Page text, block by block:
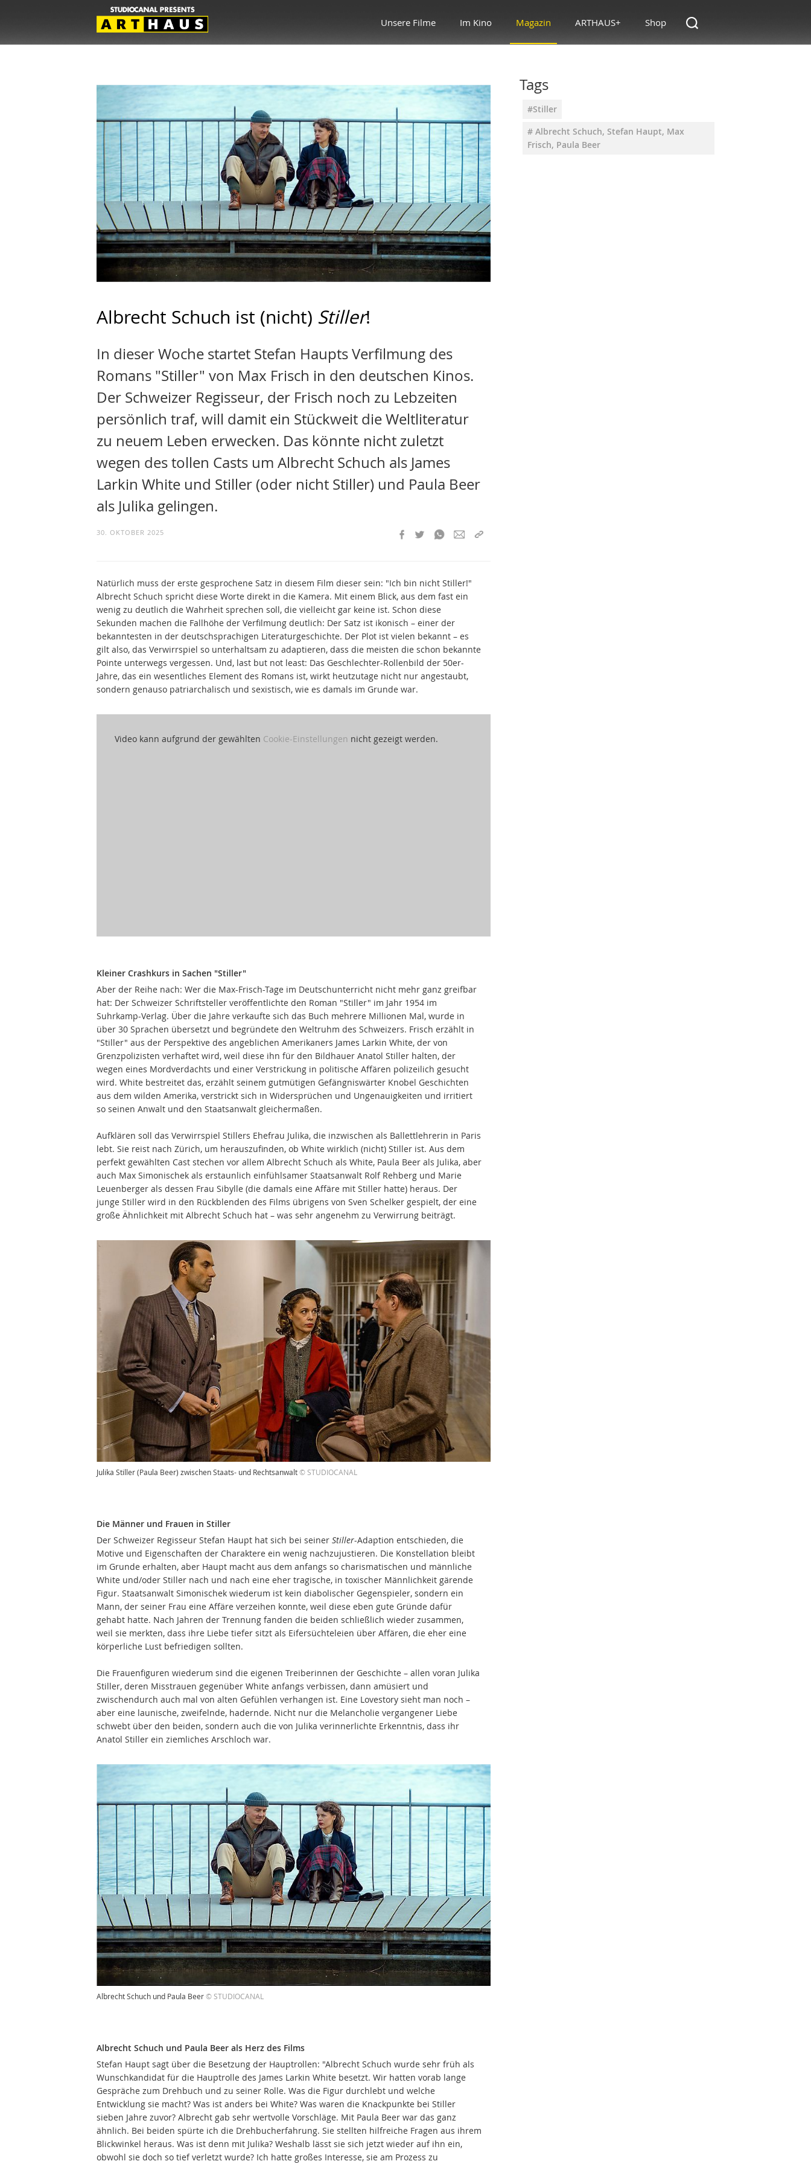
Unsere Filme Im Kino Magazin ARTHAUS+ Shop
Albrecht Schuch ist (nicht) Stiller!
In dieser Woche startet Stefan Haupts Verfilmung des
Romans "Stiller" von Max Frisch in den deutschen Kinos.
Der Schweizer Regisseur, der Frisch noch zu Lebzeiten
persönlich traf, will damit ein Stückweit die Weltliteratur
zu neuem Leben erwecken. Das könnte nicht zuletzt
wegen des tollen Casts um Albrecht Schuch als James
Larkin White und Stiller (oder nicht Stiller) und Paula Beer
als Julika gelingen.
30. OKTOBER 2025
Natürlich muss der erste gesprochene Satz in diesem Film dieser sein: "Ich bin nicht Stiller!"
Albrecht Schuch spricht diese Worte direkt in die Kamera. Mit einem Blick, aus dem fast ein
wenig zu deutlich die Wahrheit sprechen soll, die vielleicht gar keine ist. Schon diese
Sekunden machen die Fallhöhe der Verfilmung deutlich: Der Satz ist ikonisch – einer der
bekanntesten in der deutschsprachigen Literaturgeschichte. Der Plot ist vielen bekannt – es
gilt also, das Verwirrspiel so unterhaltsam zu adaptieren, dass die meisten die schon bekannte
Pointe unterwegs vergessen. Und, last but not least: Das Geschlechter-Rollenbild der 50er-
Jahre, das ein wesentliches Element des Romans ist, wirkt heutzutage nicht nur angestaubt,
sondern genauso patriarchalisch und sexistisch, wie es damals im Grunde war.
Video kann aufgrund der gewählten Cookie-Einstellungen nicht gezeigt werden.
Kleiner Crashkurs in Sachen "Stiller"
Aber der Reihe nach: Wer die Max-Frisch-Tage im Deutschunterricht nicht mehr ganz greifbar
hat: Der Schweizer Schriftsteller veröffentlichte den Roman "Stiller" im Jahr 1954 im
Suhrkamp-Verlag. Über die Jahre verkaufte sich das Buch mehrere Millionen Mal, wurde in
über 30 Sprachen übersetzt und begründete den Weltruhm des Schweizers. Frisch erzählt in
"Stiller" aus der Perspektive des angeblichen Amerikaners James Larkin White, der von
Grenzpolizisten verhaftet wird, weil diese ihn für den Bildhauer Anatol Stiller halten, der
wegen eines Mordverdachts und einer Verstrickung in politische Affären polizeilich gesucht
wird. White bestreitet das, erzählt seinem gutmütigen Gefängniswärter Knobel Geschichten
aus dem wilden Amerika, verstrickt sich in Widersprüchen und Ungenauigkeiten und irritiert
so seinen Anwalt und den Staatsanwalt gleichermaßen.
Aufklären soll das Verwirrspiel Stillers Ehefrau Julika, die inzwischen als Ballettlehrerin in Paris
lebt. Sie reist nach Zürich, um herauszufinden, ob White wirklich (nicht) Stiller ist. Aus dem
perfekt gewählten Cast stechen vor allem Albrecht Schuch als White, Paula Beer als Julika, aber
auch Max Simonischek als erstaunlich einfühlsamer Staatsanwalt Rolf Rehberg und Marie
Leuenberger als dessen Frau Sibylle (die damals eine Affäre mit Stiller hatte) heraus. Der
junge Stiller wird in den Rückblenden des Films übrigens von Sven Schelker gespielt, der eine
große Ähnlichkeit mit Albrecht Schuch hat – was sehr angenehm zu Verwirrung beiträgt.
Julika Stiller (Paula Beer) zwischen Staats- und Rechtsanwalt© STUDIOCANAL
Die Männer und Frauen in Stiller
Der Schweizer Regisseur Stefan Haupt hat sich bei seiner Stiller-Adaption entschieden, die
Motive und Eigenschaften der Charaktere ein wenig nachzujustieren. Die Konstellation bleibt
im Grunde erhalten, aber Haupt macht aus dem anfangs so charismatischen und männliche
White und/oder Stiller nach und nach eine eher tragische, in toxischer Männlichkeit gärende
Figur. Staatsanwalt Simonischek wiederum ist kein diabolischer Gegenspieler, sondern ein
Mann, der seiner Frau eine Affäre verzeihen konnte, weil diese eben gute Gründe dafür
gehabt hatte. Nach Jahren der Trennung fanden die beiden schließlich wieder zusammen,
weil sie merkten, dass ihre Liebe tiefer sitzt als Eifersüchteleien über Affären, die eher eine
körperliche Lust befriedigen sollten.
Die Frauenfiguren wiederum sind die eigenen Treiberinnen der Geschichte – allen voran Julika
Stiller, deren Misstrauen gegenüber White anfangs verbissen, dann amüsiert und
zwischendurch auch mal von alten Gefühlen verhangen ist. Eine Lovestory sieht man noch –
aber eine launische, zweifelnde, hadernde. Nicht nur die Melancholie vergangener Liebe
schwebt über den beiden, sondern auch die von Julika verinnerlichte Erkenntnis, dass ihr
Anatol Stiller ein ziemliches Arschloch war.
Albrecht Schuch und Paula Beer© STUDIOCANAL
Albrecht Schuch und Paula Beer als Herz des Films
Stefan Haupt sagt über die Besetzung der Hauptrollen: "Albrecht Schuch wurde sehr früh als
Wunschkandidat für die Hauptrolle des James Larkin White besetzt. Wir hatten vorab lange
Gespräche zum Drehbuch und zu seiner Rolle. Was die Figur durchlebt und welche
Entwicklung sie macht? Was ist anders bei White? Was waren die Knackpunkte bei Stiller
sieben Jahre zuvor? Albrecht gab sehr wertvolle Vorschläge. Mit Paula Beer war das ganz
ähnlich. Bei beiden spürte ich die Drehbucherfahrung. Sie stellten hilfreiche Fragen aus ihrem
Blickwinkel heraus. Was ist denn mit Julika? Weshalb lässt sie sich jetzt wieder auf ihn ein,
obwohl sie doch so tief verletzt wurde? Ich hatte großes Interesse, sie am Prozess zu
Tags
#Stiller
# Albrecht Schuch, Stefan Haupt, Max
Frisch, Paula Beer